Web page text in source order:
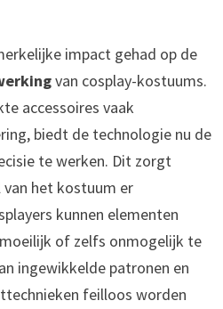
impact gehad op de
van cosplay-kostuums.
accessoires vaak
biedt de technologie nu de
te werken. Dit zorgt
het kostuum er
kunnen elementen
of zelfs onmogelijk te
ingewikkelde patronen en
feilloos worden